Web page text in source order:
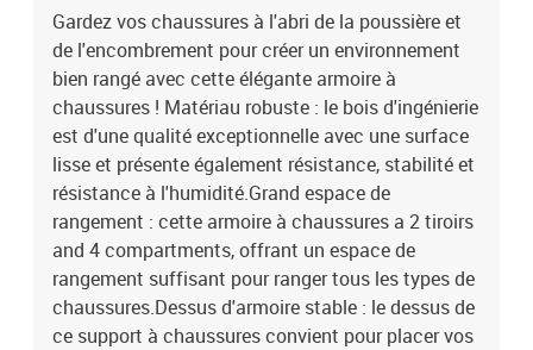
Gardez vos chaussures à l'abri de la poussière et
de l'encombrement pour créer un environnement
bien rangé avec cette élégante armoire à
chaussures ! Matériau robuste : le bois d'ingénierie
est d'une qualité exceptionnelle avec une surface
lisse et présente également résistance, stabilité et
résistance à l'humidité.Grand espace de
rangement : cette armoire à chaussures a 2 tiroirs
and 4 compartments, offrant un espace de
rangement suffisant pour ranger tous les types de
chaussures.Dessus d'armoire stable : le dessus de
ce support à chaussures convient pour placer vos